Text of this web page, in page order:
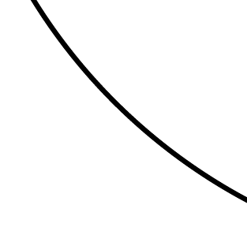
la relación entre dos categorías.
y diferencias entre dos categorías.
imprimiendo la versión en blanco y negro
a los estudiantes.
contenido para personalizar este
2 conjuntos según tu caso de uso.